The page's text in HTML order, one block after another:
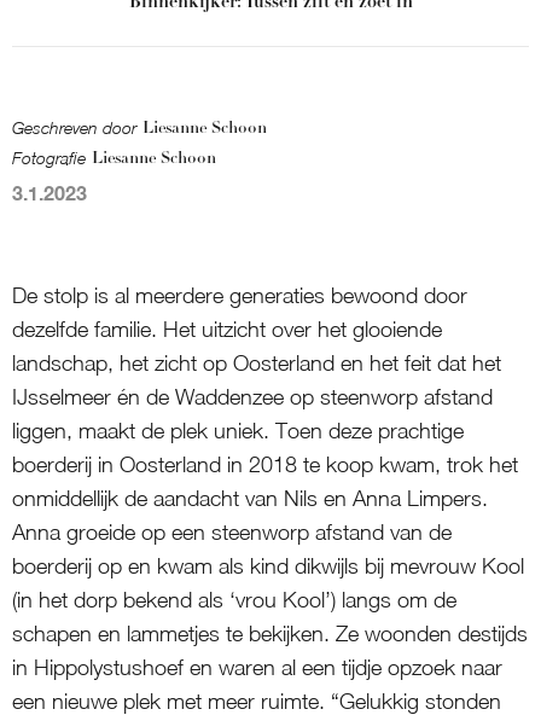
Geschreven door Liesanne Schoon
Fotografie Liesanne Schoon
3.1.2023
De stolp is al meerdere generaties bewoond door
dezelfde familie. Het uitzicht over het glooiende
landschap, het zicht op Oosterland en het feit dat het
IJsselmeer én de Waddenzee op steenworp afstand
liggen, maakt de plek uniek. Toen deze prachtige
boerderij in Oosterland in 2018 te koop kwam, trok het
onmiddellijk de aandacht van Nils en Anna Limpers.
Anna groeide op een steenworp afstand van de
boerderij op en kwam als kind dikwijls bij mevrouw Kool
(in het dorp bekend als ‘vrou Kool’) langs om de
schapen en lammetjes te bekijken. Ze woonden destijds
in Hippolystushoef en waren al een tijdje opzoek naar
een nieuwe plek met meer ruimte. “Gelukkig stonden